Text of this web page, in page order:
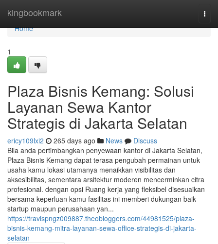
kingbookmark
Home
Home
1
Plaza Bisnis Kemang: Solusi
Layanan Sewa Kantor
Strategis di Jakarta Selatan
ericy109lxi2 265 days ago News
Discuss
Bila anda pertimbangkan penyewaan kantor di Jakarta Selatan,
Plaza Bisnis Kemang dapat terasa pengubah permainan untuk
usaha kamu lokasi utamanya menaikkan visibilitas dan
aksesibilitas, sementara arsitektur moderen mencerminkan citra
profesional. dengan opsi Ruang kerja yang fleksibel disesuaikan
bersama keperluan kamu fasilitas ini memberi dukungan baik
startup maupun perusahaan yan...
https://travispngz009887.theobloggers.com/44981525/plaza-
bisnis-kemang-mitra-layanan-sewa-office-strategis-di-jakarta-
selatan